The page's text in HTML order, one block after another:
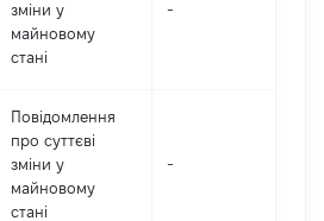
зміни y
майновому
стані
-
Повідомлення
про суттєві
зміни y
майновому
стані
-